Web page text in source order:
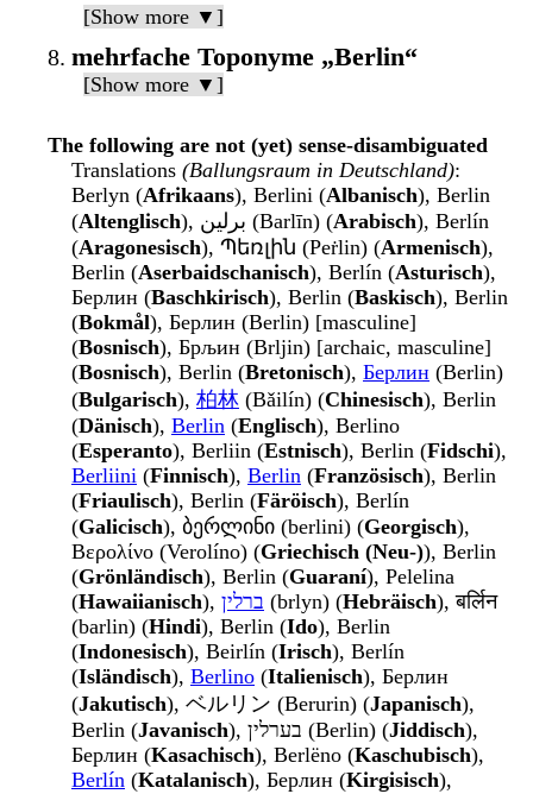
[Show more ▼]
mehrfache Toponyme „Berlin“
[Show more ▼]
The following are not (yet) sense-disambiguated
Translations (Ballungsraum in Deutschland):
Berlyn (Afrikaans), Berlini (Albanisch), Berlin
(Altenglisch ), برلين (Barlīn) (Arabisch), Berlín
(Aragonesisch), Պեռլին (Peṙlin) (Armenisch),
Berlin (Aserbaidschanisch), Berlín (Asturisch),
Берлин (Baschkirisch), Berlin (Baskisch), Berlin
(Bokmål), Берлин (Berlin) [masculine]
(Bosnisch), Брљин (Brljin) [archaic, masculine]
(Bosnisch), Berlin (Bretonisch), Берлин (Berlin)
(Bulgarisch), 柏林 (Bǎilín) (Chinesisch), Berlin
(Dänisch), Berlin (Englisch), Berlino
(Esperanto), Berliin (Estnisch), Berlin (Fidschi),
Berliini (Finnisch), Berlin (Französisch), Berlin
(Friaulisch), Berlin (Färöisch), Berlín
(Galicisch), ბერლინი (berlini) (Georgisch),
Βερολίνο (Verolíno) (Griechisch (Neu-)), Berlin
(Grönländisch), Berlin (Guaraní), Pelelina
(Hawaiianisch), ברלין (brlyn) (Hebräisch), बर्लिन
(barlin) (Hindi), Berlin (Ido), Berlin
(Indonesisch), Beirlín (Irisch), Berlín
(Isländisch), Berlino (Italienisch), Берлин
(Jakutisch), ベルリン (Berurin) (Japanisch),
Berlin (Javanisch ), בערלין (Berlin) (Jiddisch),
Берлин (Kasachisch), Berlëno (Kaschubisch),
Berlín (Katalanisch), Берлин (Kirgisisch),